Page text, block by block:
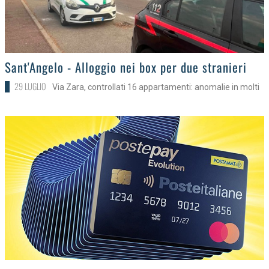
>
Sant'Angelo - Alloggio nei box per due stranieri
29 LUGLIO Via Zara, controllati 16 appartamenti: anomalie in molti